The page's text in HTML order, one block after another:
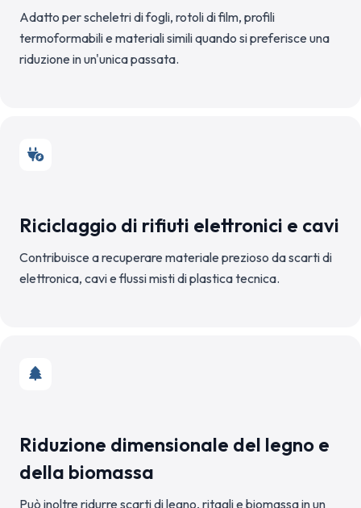
Adatto per scheletri di fogli, rotoli di film, profili
termoformabili e materiali simili quando si preferisce una
riduzione in un'unica passata.
Riciclaggio di rifiuti elettronici e cavi
Contribuisce a recuperare materiale prezioso da scarti di
elettronica, cavi e flussi misti di plastica tecnica.
Riduzione dimensionale del legno e
della biomassa
Può inoltre ridurre scarti di legno, ritagli e biomassa in un